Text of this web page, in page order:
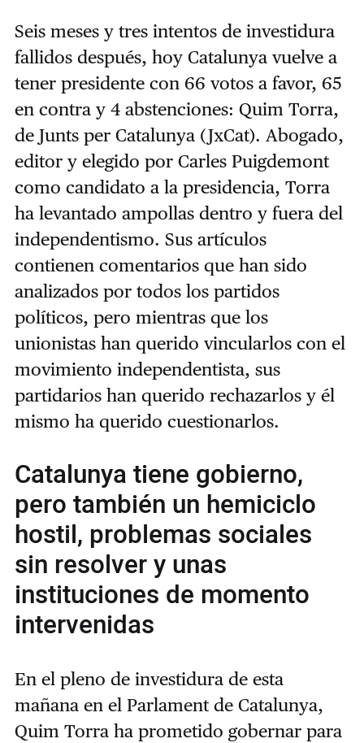
Seis meses y tres intentos de investidura
fallidos después, hoy Catalunya vuelve a
tener presidente con 66 votos a favor, 65
en contra y 4 abstenciones: Quim Torra,
de Junts per Catalunya (JxCat). Abogado,
editor y elegido por Carles Puigdemont
como candidato a la presidencia, Torra
ha levantado ampollas dentro y fuera del
independentismo. Sus artículos
contienen comentarios que han sido
analizados por todos los partidos
políticos, pero mientras que los
unionistas han querido vincularlos con el
movimiento independentista, sus
partidarios han querido rechazarlos y él
mismo ha querido cuestionarlos.
Catalunya tiene gobierno,
pero también un hemiciclo
hostil, problemas sociales
sin resolver y unas
instituciones de momento
intervenidas
En el pleno de investidura de esta
mañana en el Parlament de Catalunya,
Quim Torra ha prometido gobernar para